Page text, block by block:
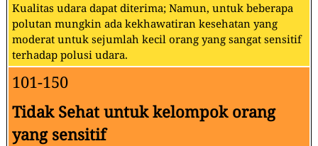
Kualitas udara dapat diterima; Namun, untuk beberapa
polutan mungkin ada kekhawatiran kesehatan yang
moderat untuk sejumlah kecil orang yang sangat sensitif
terhadap polusi udara.
101-150
Tidak Sehat untuk kelompok orang
yang sensitif